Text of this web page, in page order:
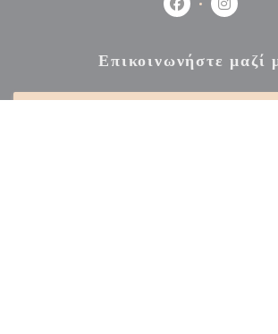
Facebook
Επικοινωνήστε μαζί